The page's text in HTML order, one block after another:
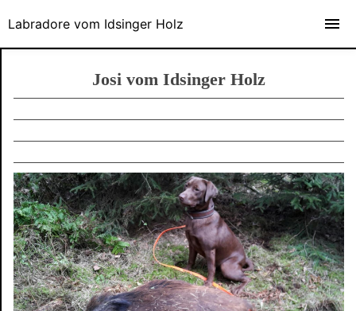
Josi vom Idsinger Holz
Labradore vom Idsinger Holz